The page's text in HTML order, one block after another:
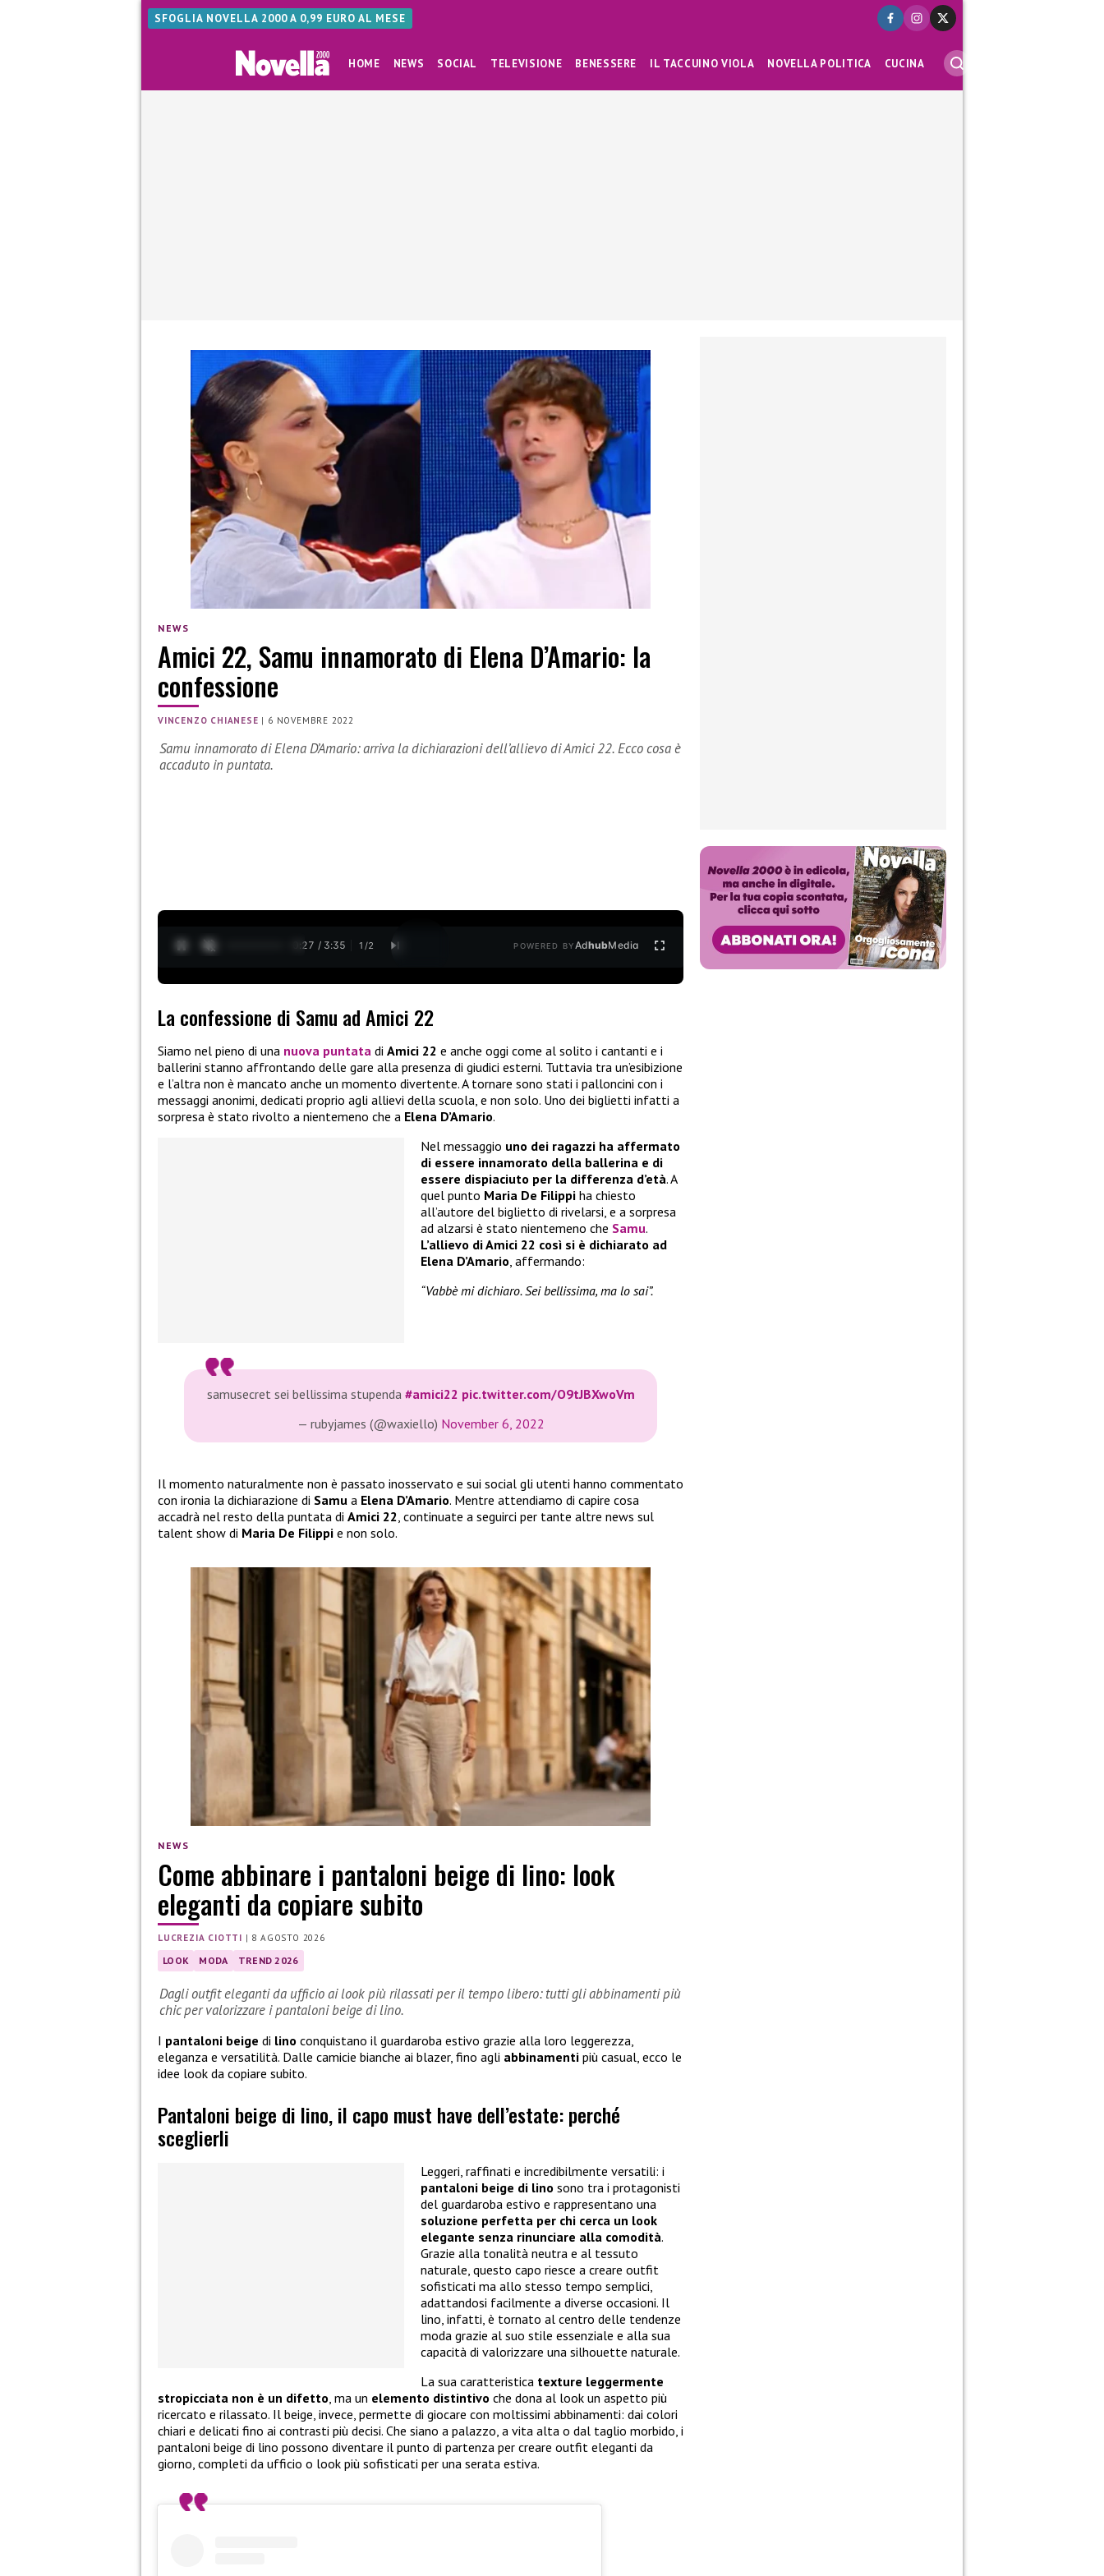
SFOGLIA NOVELLA 2000 A 0,99 EURO AL MESE
HOME NEWS SOCIAL TELEVISIONE BENESSERE IL TACCUINO VIOLA NOVELLA POLITICA CUCINA
NEWS
Amici 22, Samu innamorato di Elena D’Amario: la
confessione
VINCENZO CHIANESE | 6 NOVEMBRE 2022
Samu innamorato di Elena D’Amario: arriva la dichiarazioni dell’allievo di Amici 22. Ecco cosa è
accaduto in puntata.
0:28 / 3:35 1 /2 POWERED BYAdhubMedia
La confessione di Samu ad Amici 22
Siamo nel pieno di una nuova puntata di Amici 22 e anche oggi come al solito i cantanti e i
ballerini stanno affrontando delle gare alla presenza di giudici esterni. Tuttavia tra un’esibizione
e l’altra non è mancato anche un momento divertente. A tornare sono stati i palloncini con i
messaggi anonimi, dedicati proprio agli allievi della scuola, e non solo. Uno dei biglietti infatti a
sorpresa è stato rivolto a nientemeno che a Elena D’Amario.
Nel messaggio uno dei ragazzi ha affermato
di essere innamorato della ballerina e di
essere dispiaciuto per la differenza d’età. A
quel punto Maria De Filippi ha chiesto
all’autore del biglietto di rivelarsi, e a sorpresa
ad alzarsi è stato nientemeno che Samu.
L’allievo di Amici 22 così si è dichiarato ad
Elena D’Amario, affermando:
“Vabbè mi dichiaro. Sei bellissima, ma lo sai”.
samusecret sei bellissima stupenda #amici22 pic.twitter.com/O9tJBXwoVm
— rubyjames (@waxiello) November 6, 2022
Il momento naturalmente non è passato inosservato e sui social gli utenti hanno commentato
con ironia la dichiarazione di Samu a Elena D’Amario. Mentre attendiamo di capire cosa
accadrà nel resto della puntata di Amici 22, continuate a seguirci per tante altre news sul
talent show di Maria De Filippi e non solo.
NEWS
Come abbinare i pantaloni beige di lino: look
eleganti da copiare subito
LUCREZIA CIOTTI | 8 AGOSTO 2026
LOOK MODA TREND 2026
Dagli outfit eleganti da ufficio ai look più rilassati per il tempo libero: tutti gli abbinamenti più
chic per valorizzare i pantaloni beige di lino.
I pantaloni beige di lino conquistano il guardaroba estivo grazie alla loro leggerezza,
eleganza e versatilità. Dalle camicie bianche ai blazer, fino agli abbinamenti più casual, ecco le
idee look da copiare subito.
Pantaloni beige di lino, il capo must have dell’estate: perché
sceglierli
Leggeri, raffinati e incredibilmente versatili: i
pantaloni beige di lino sono tra i protagonisti
del guardaroba estivo e rappresentano una
soluzione perfetta per chi cerca un look
elegante senza rinunciare alla comodità.
Grazie alla tonalità neutra e al tessuto
naturale, questo capo riesce a creare outfit
sofisticati ma allo stesso tempo semplici,
adattandosi facilmente a diverse occasioni. Il
lino, infatti, è tornato al centro delle tendenze
moda grazie al suo stile essenziale e alla sua
capacità di valorizzare una silhouette naturale.
La sua caratteristica texture leggermente
stropicciata non è un difetto, ma un elemento distintivo che dona al look un aspetto più
ricercato e rilassato. Il beige, invece, permette di giocare con moltissimi abbinamenti: dai colori
chiari e delicati fino ai contrasti più decisi. Che siano a palazzo, a vita alta o dal taglio morbido, i
pantaloni beige di lino possono diventare il punto di partenza per creare outfit eleganti da
giorno, completi da ufficio o look più sofisticati per una serata estiva.